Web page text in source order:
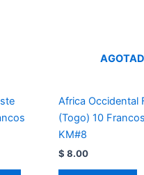
Africa Occidental
(Togo) 10
KM#8
$ 8.00